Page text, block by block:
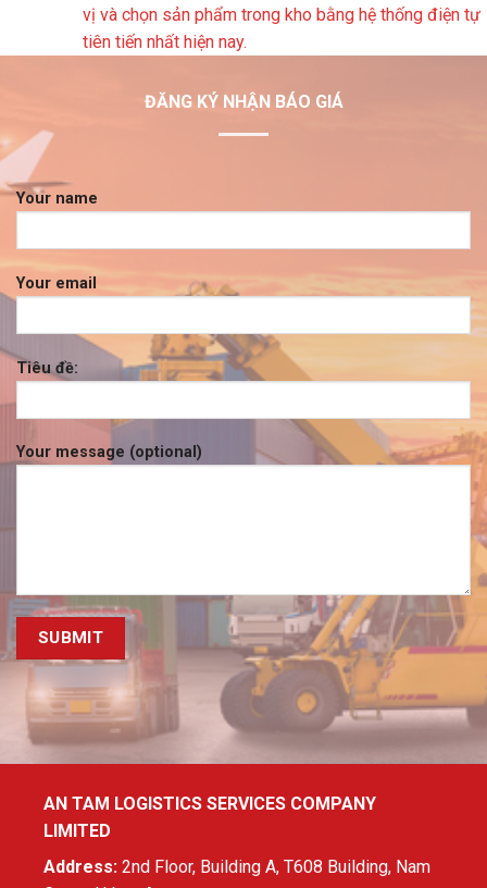
vị và chọn sản phẩm trong kho bằng hệ thống điện tự
tiên tiến nhất hiện nay.
ĐĂNG KÝ NHẬN BÁO GIÁ
Your name
Your email
Tiêu đề:
Your message (optional)
AN TAM LOGISTICS SERVICES COMPANY
LIMITED
Address:2nd Floor, Building A, T608 Building, Nam